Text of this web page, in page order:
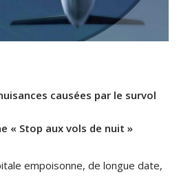
causées par le survol
« Stop aux vols de nuit »
empoisonne, de longue date,